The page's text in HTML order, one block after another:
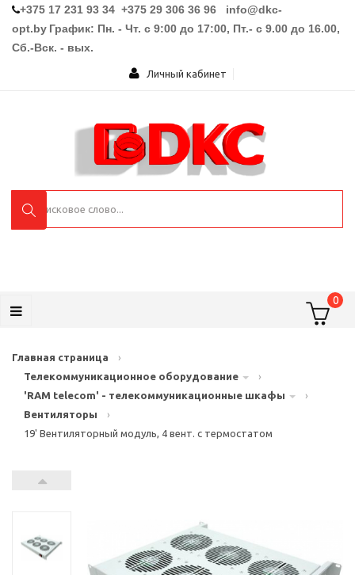
+375 17 231 93 34 +375 29 306 36 96 info@dkc-
opt.by График: Пн. - Чт. с 9:00 до 17:00, Пт.- с 9.00 до 16.00,
Сб.-Вск. - вых.
Личный кабинет
0
Главная страница
›
Телекоммуникационное оборудование
›
'RAM telecom' - телекоммуникационные шкафы
›
Вентиляторы
›
19' Вентиляторный модуль, 4 вент. с термостатом